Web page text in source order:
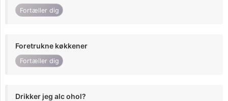
Fortæller dig
Foretrukne køkkener
Fortæller dig
Drikker jeg alc ohol?